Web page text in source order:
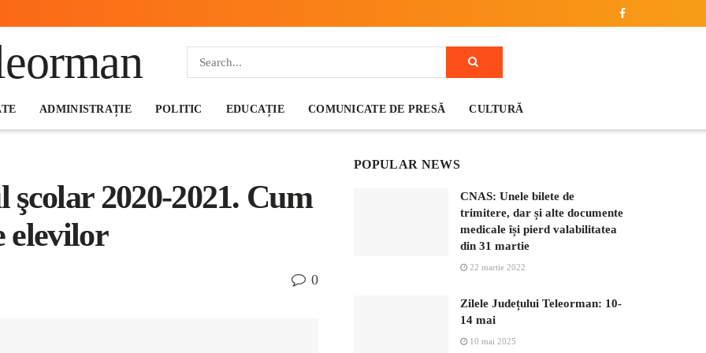
ADMINISTRAȚIE POLITIC EDUCAȚIE COMUNICATE DE PRESĂ CULTURĂ
şcolar 2020-2021. Cum
elevilor
0
POPULAR NEWS
CNAS: Unele bilete de
trimitere, dar și alte documente
medicale își pierd valabilitatea
din 31 martie
22 martie 2022
Zilele Județului Teleorman: 10-
14 mai
10 mai 2025